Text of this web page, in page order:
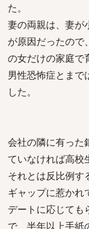
た。
妻の両親は、妻が
が原因だったので
の女だけの家庭で
男性恐怖症とまで
した。
会社の隣に有った
ていなければ高校
それとは反比例す
ギャップに惹かれ
デートに応じても
で、半年以上手紙